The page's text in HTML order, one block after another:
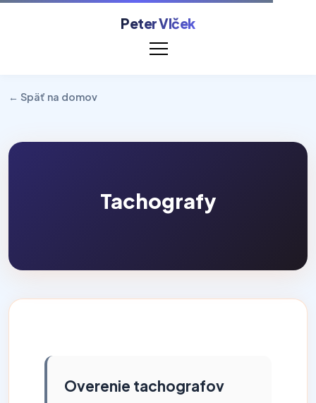
Peter Vlček
← Späť na domov
Tachografy
Overenie tachografov